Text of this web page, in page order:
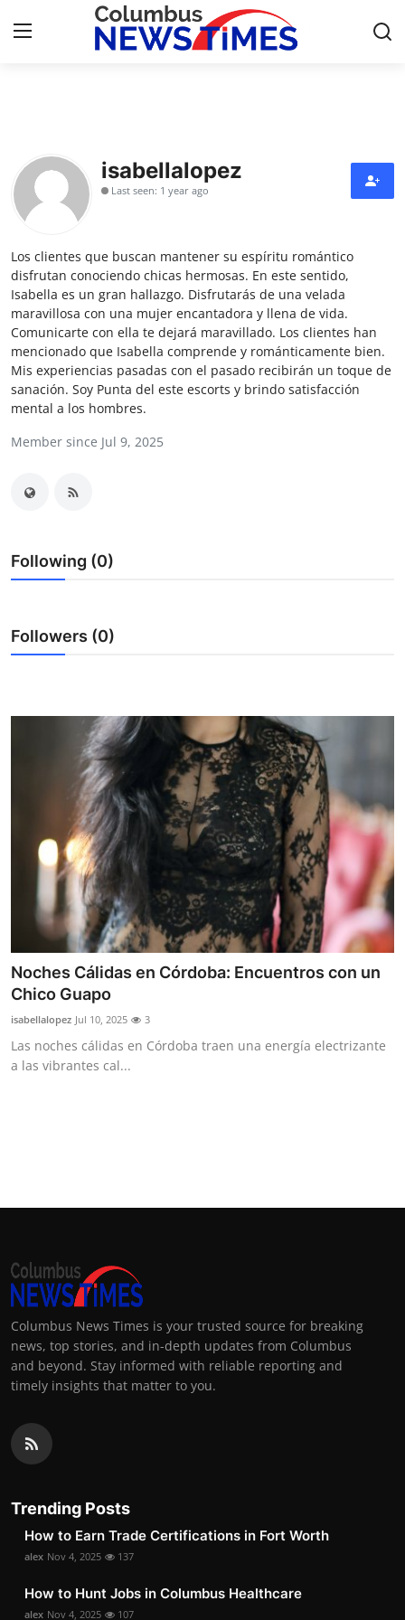
Contact
Press Release
Privacy Policy
About
News Network
Submit Press Release
Crypto
Finance
Real Estate
How To
Support Number
isabellalopez
Last seen: 1 year ago
Los clientes que buscan mantener su espíritu romántico
disfrutan conociendo chicas hermosas. En este sentido,
Isabella es un gran hallazgo. Disfrutarás de una velada
maravillosa con una mujer encantadora y llena de vida.
Comunicarte con ella te dejará maravillado. Los clientes han
mencionado que Isabella comprende y románticamente bien.
Mis experiencias pasadas con el pasado recibirán un toque de
sanación. Soy Punta del este escorts y brindo satisfacción
mental a los hombres.
Member since Jul 9, 2025
Following (0)
Followers (0)
Noches Cálidas en Córdoba: Encuentros con un
Chico Guapo
isabellalopez Jul 10, 2025 3
Las noches cálidas en Córdoba traen una energía electrizante
a las vibrantes cal...
Columbus News Times is your trusted source for breaking
news, top stories, and in-depth updates from Columbus
and beyond. Stay informed with reliable reporting and
timely insights that matter to you.
Trending Posts
How to Earn Trade Certifications in Fort Worth
alex Nov 4, 2025 137
How to Hunt Jobs in Columbus Healthcare
alex Nov 4, 2025 107